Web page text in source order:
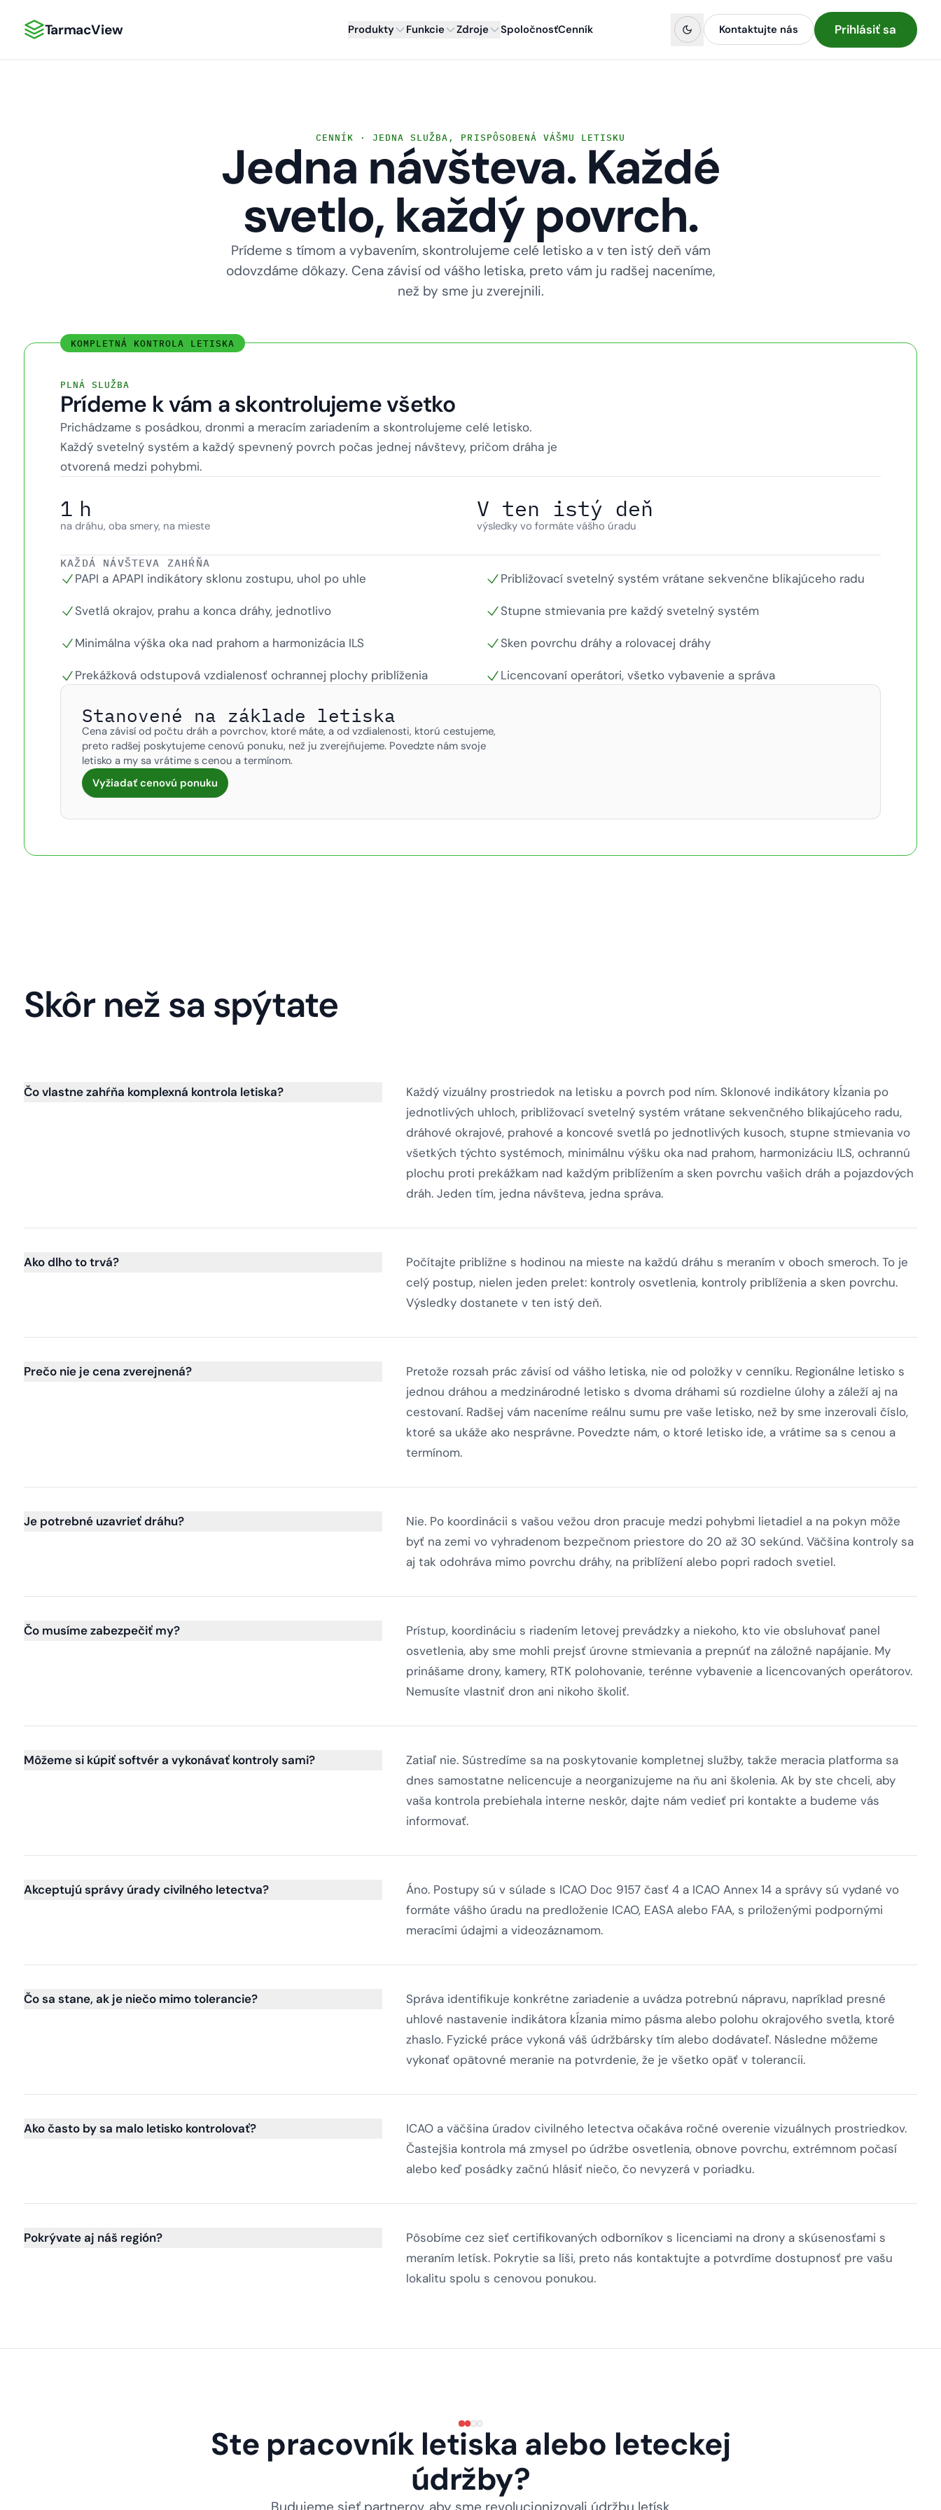
TarmacView: Precízna letecká analytika
TarmacView Produkty Funkcie Zdroje SpoločnosťCenník Kontaktujte nás Prihlásiť sa
CENNÍK · JEDNA SLUŽBA, PRISPÔSOBENÁ VÁŠMU LETISKU
Jedna návšteva. Každé
svetlo, každý povrch.
Prídeme s tímom a vybavením, skontrolujeme celé letisko a v ten istý deň vám
odovzdáme dôkazy. Cena závisí od vášho letiska, preto vám ju radšej naceníme,
než by sme ju zverejnili.
KOMPLETNÁ KONTROLA LETISKA
PLNÁ SLUŽBA
Prídeme k vám a skontrolujeme všetko
Prichádzame s posádkou, dronmi a meracím zariadením a skontrolujeme celé letisko.
Každý svetelný systém a každý spevnený povrch počas jednej návštevy, pričom dráha je
otvorená medzi pohybmi.
1 h
na dráhu, oba smery, na mieste
V ten istý deň
výsledky vo formáte vášho úradu
KAŽDÁ NÁVŠTEVA ZAHŔŇA
PAPI a APAPI indikátory sklonu zostupu, uhol po uhle Približovací svetelný systém vrátane sekvenčne blikajúceho radu
Svetlá okrajov, prahu a konca dráhy, jednotlivo Stupne stmievania pre každý svetelný systém
Minimálna výška oka nad prahom a harmonizácia ILS Sken povrchu dráhy a rolovacej dráhy
Prekážková odstupová vzdialenosť ochrannej plochy priblíženia Licencovaní operátori, všetko vybavenie a správa
Stanovené na základe letiska
Cena závisí od počtu dráh a povrchov, ktoré máte, a od vzdialenosti, ktorú cestujeme,
preto radšej poskytujeme cenovú ponuku, než ju zverejňujeme. Povedzte nám svoje
letisko a my sa vrátime s cenou a termínom.
Vyžiadať cenovú ponuku
Skôr než sa spýtate
Čo vlastne zahŕňa komplexná kontrola letiska?
Každý vizuálny prostriedok na letisku a povrch pod ním. Sklonové indikátory kĺzania po
jednotlivých uhloch, približovací svetelný systém vrátane sekvenčného blikajúceho radu,
dráhové okrajové, prahové a koncové svetlá po jednotlivých kusoch, stupne stmievania vo
všetkých týchto systémoch, minimálnu výšku oka nad prahom, harmonizáciu ILS, ochrannú
plochu proti prekážkam nad každým priblížením a sken povrchu vašich dráh a pojazdových
dráh. Jeden tím, jedna návšteva, jedna správa.
Ako dlho to trvá?
Počítajte približne s hodinou na mieste na každú dráhu s meraním v oboch smeroch. To je
celý postup, nielen jeden prelet: kontroly osvetlenia, kontroly priblíženia a sken povrchu.
Výsledky dostanete v ten istý deň.
Prečo nie je cena zverejnená?
Pretože rozsah prác závisí od vášho letiska, nie od položky v cenníku. Regionálne letisko s
jednou dráhou a medzinárodné letisko s dvoma dráhami sú rozdielne úlohy a záleží aj na
cestovaní. Radšej vám naceníme reálnu sumu pre vaše letisko, než by sme inzerovali číslo,
ktoré sa ukáže ako nesprávne. Povedzte nám, o ktoré letisko ide, a vrátime sa s cenou a
termínom.
Je potrebné uzavrieť dráhu?
Nie. Po koordinácii s vašou vežou dron pracuje medzi pohybmi lietadiel a na pokyn môže
byť na zemi vo vyhradenom bezpečnom priestore do 20 až 30 sekúnd. Väčšina kontroly sa
aj tak odohráva mimo povrchu dráhy, na priblížení alebo popri radoch svetiel.
Čo musíme zabezpečiť my?
Prístup, koordináciu s riadením letovej prevádzky a niekoho, kto vie obsluhovať panel
osvetlenia, aby sme mohli prejsť úrovne stmievania a prepnúť na záložné napájanie. My
prinášame drony, kamery, RTK polohovanie, terénne vybavenie a licencovaných operátorov.
Nemusíte vlastniť dron ani nikoho školiť.
Môžeme si kúpiť softvér a vykonávať kontroly sami?
Zatiaľ nie. Sústredíme sa na poskytovanie kompletnej služby, takže meracia platforma sa
dnes samostatne nelicencuje a neorganizujeme na ňu ani školenia. Ak by ste chceli, aby
vaša kontrola prebiehala interne neskôr, dajte nám vedieť pri kontakte a budeme vás
informovať.
Akceptujú správy úrady civilného letectva?
Áno. Postupy sú v súlade s ICAO Doc 9157 časť 4 a ICAO Annex 14 a správy sú vydané vo
formáte vášho úradu na predloženie ICAO, EASA alebo FAA, s priloženými podpornými
meracími údajmi a videozáznamom.
Čo sa stane, ak je niečo mimo tolerancie?
Správa identifikuje konkrétne zariadenie a uvádza potrebnú nápravu, napríklad presné
uhlové nastavenie indikátora kĺzania mimo pásma alebo polohu okrajového svetla, ktoré
zhaslo. Fyzické práce vykoná váš údržbársky tím alebo dodávateľ. Následne môžeme
vykonať opätovné meranie na potvrdenie, že je všetko opäť v tolerancii.
Ako často by sa malo letisko kontrolovať?
ICAO a väčšina úradov civilného letectva očakáva ročné overenie vizuálnych prostriedkov.
Častejšia kontrola má zmysel po údržbe osvetlenia, obnove povrchu, extrémnom počasí
alebo keď posádky začnú hlásiť niečo, čo nevyzerá v poriadku.
Pokrývate aj náš región?
Pôsobíme cez sieť certifikovaných odborníkov s licenciami na drony a skúsenosťami s
meraním letísk. Pokrytie sa líši, preto nás kontaktujte a potvrdíme dostupnosť pre vašu
lokalitu spolu s cenovou ponukou.
Ste pracovník letiska alebo leteckej
údržby?
Budujeme sieť partnerov, aby sme revolucionizovali údržbu letísk